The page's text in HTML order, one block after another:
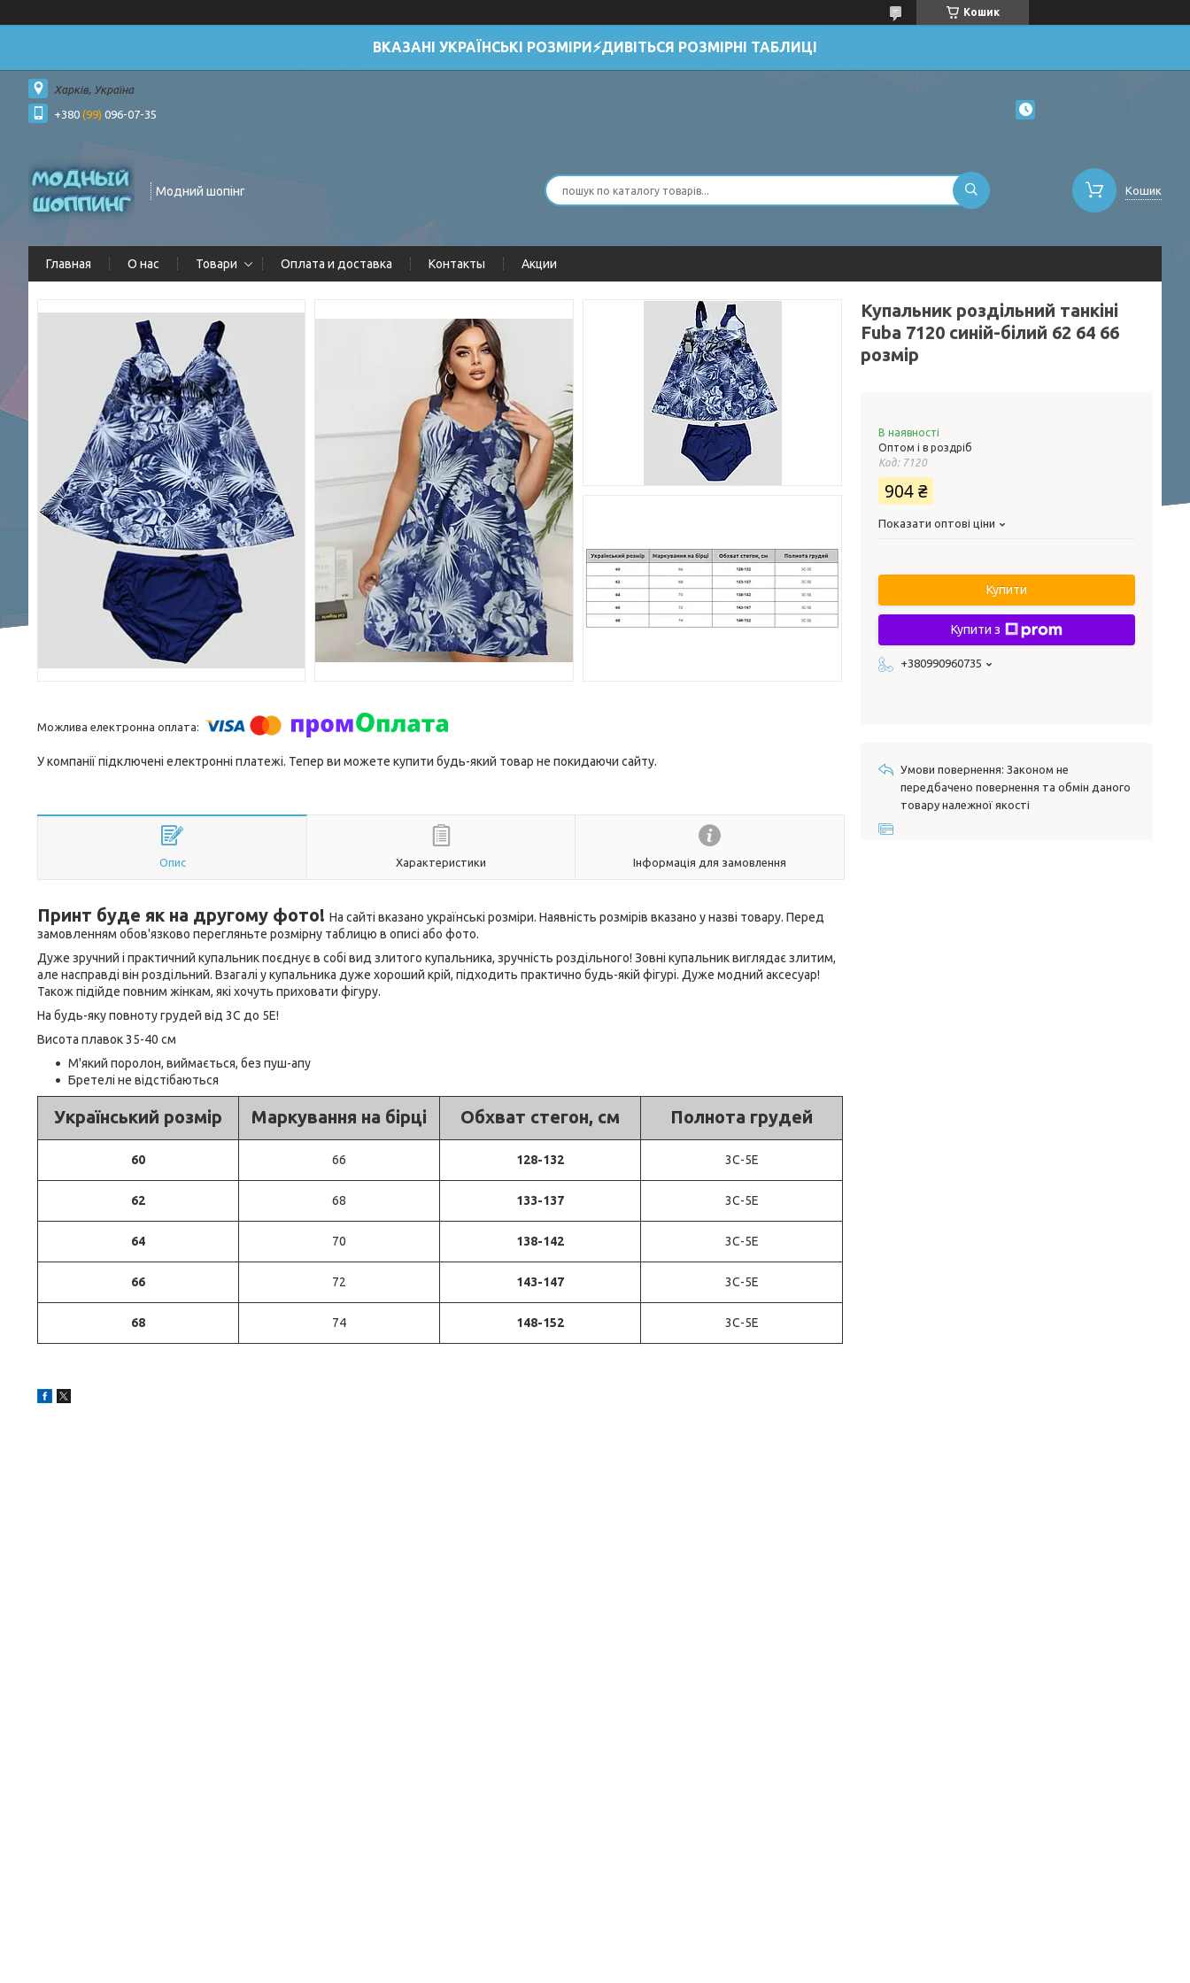
Кошик
ВКАЗАНІ УКРАЇНСЬКІ РОЗМІРИ⚡ДИВІТЬСЯ РОЗМІРНІ ТАБЛИЦІ
Харків, Україна
+380 (99) 096-07-35
Модний шопінг Кошик
Главная О нас Товари Оплата и доставка Контакты Акции
У компанії підключені електронні платежі. Тепер ви можете купити будь-який товар не покидаючи сайту.
Опис Характеристики Інформація для замовлення
Принт буде як на другому фото! На сайті вказано українські розміри. Наявність розмірів вказано у назві товару. Перед
замовленням обов'язково перегляньте розмірну таблицю в описі або фото.
Дуже зручний і практичний купальник поєднує в собі вид злитого купальника, зручність роздільного! Зовні купальник виглядає злитим,
але насправді він роздільний. Взагалі у купальника дуже хороший крій, підходить практично будь-якій фігурі. Дуже модний аксесуар!
Також підійде повним жінкам, які хочуть приховати фігуру.
На будь-яку повноту грудей від 3C до 5Е!
Висота плавок 35-40 см
М'який поролон, виймається, без пуш-апу
Бретелі не відстібаються
Український розмір Маркування на бірці Обхват стегон, см Полнота грудей
60 66 128-132 3С-5Е
62 68 133-137 3С-5Е
64 70 138-142 3С-5Е
66 72 143-147 3С-5Е
68 74 148-152 3С-5Е
Купальник роздільний танкіні
Fuba 7120 синій-білий 62 64 66
розмір
В наявності
Оптом і в роздріб
Код: 7120
904 ₴
Показати оптові ціни
Купити
Купити з
+380990960735
Законом не
передбачено повернення та обмін даного
товару належної якості